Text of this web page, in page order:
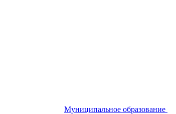
Муниципальное образование